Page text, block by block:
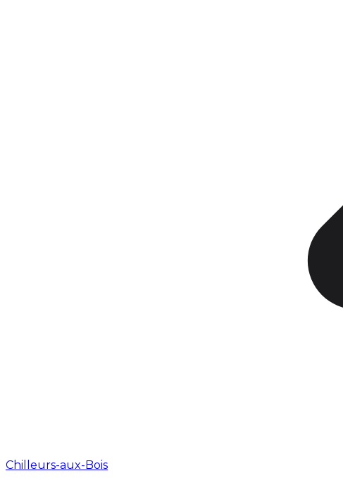
Chilleurs-aux-Bois